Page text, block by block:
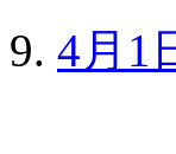
4月1